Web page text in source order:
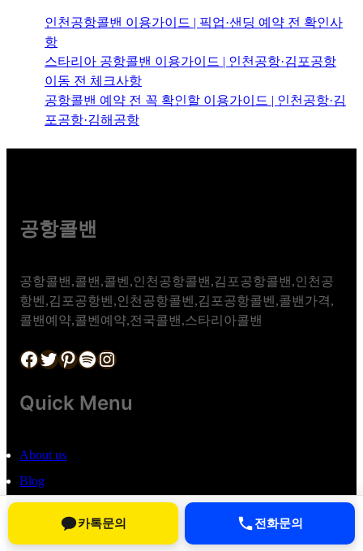
인천공항콜밴 이용가이드 | 픽업·샌딩 예약 전 확인사
항
스타리아 공항콜밴 이용가이드 | 인천공항·김포공항
이동 전 체크사항
공항콜밴 예약 전 꼭 확인할 이용가이드 | 인천공항·김
포공항·김해공항
공항콜밴
공항콜밴,콜밴,콜벤,인천공항콜밴,김포공항콜밴,인천공
항벤,김포공항벤,인천공항콜벤,김포공항콜벤,콜밴가격,
콜밴예약,콜벤예약,전국콜밴,스타리아콜밴
Facebook Twitter Pinterest Spotify Instagram
Quick Menu
About us
Blog
제2024-서울송파-2921호
786-08-03000
카톡문의 전화문의